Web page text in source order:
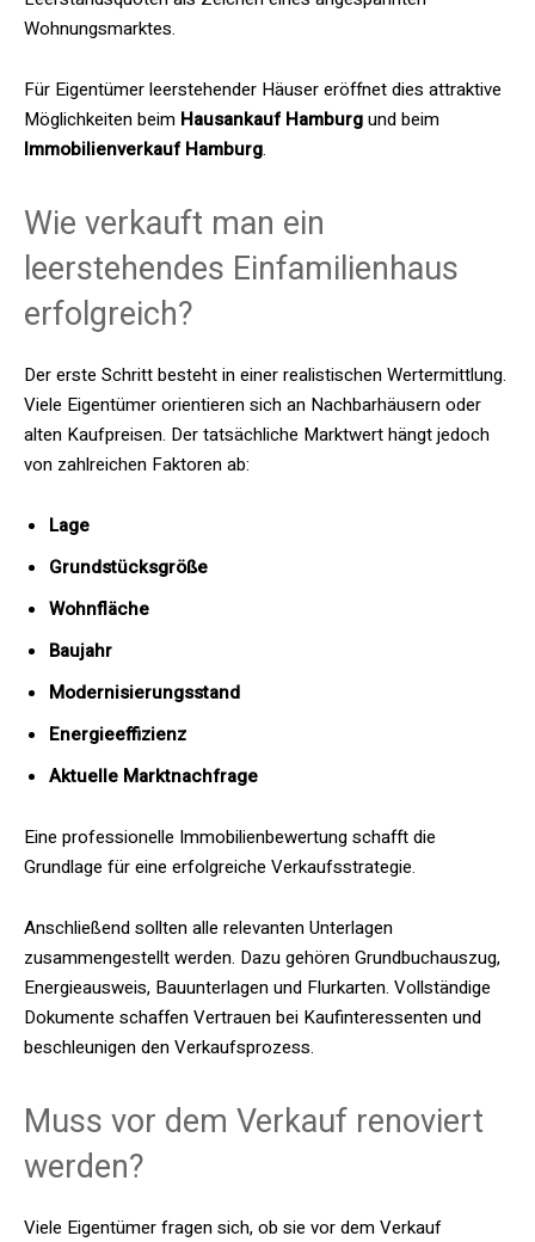
Wohnungsmarktes.
Für Eigentümer leerstehender Häuser eröffnet dies attraktive
Möglichkeiten beim Hausankauf Hamburgund beim
Immobilienverkauf Hamburg.
Wie verkauft man ein
leerstehendes Einfamilienhaus
erfolgreich?
Der erste Schritt besteht in einer realistischen Wertermittlung.
Viele Eigentümer orientieren sich an Nachbarhäusern oder
alten Kaufpreisen. Der tatsächliche Marktwert hängt jedoch
von zahlreichen Faktoren ab:
Lage
Grundstücksgröße
Wohnfläche
Baujahr
Modernisierungsstand
Energieeffizienz
Aktuelle Marktnachfrage
Eine professionelle Immobilienbewertung schafft die
Grundlage für eine erfolgreiche Verkaufsstrategie.
Anschließend sollten alle relevanten Unterlagen
zusammengestellt werden. Dazu gehören Grundbuchauszug,
Energieausweis, Bauunterlagen und Flurkarten. Vollständige
Dokumente schaffen Vertrauen bei Kaufinteressenten und
beschleunigen den Verkaufsprozess.
Muss vor dem Verkauf renoviert
werden?
Viele Eigentümer fragen sich, ob sie vor dem Verkauf